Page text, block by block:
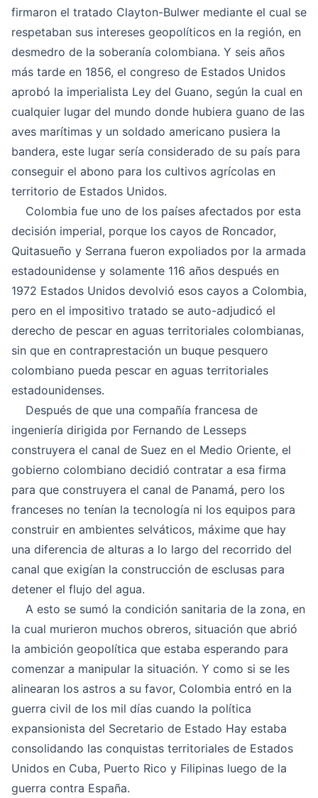
firmaron el tratado Clayton-Bulwer mediante el cual se
respetaban sus intereses geopolíticos en la región, en
desmedro de la soberanía colombiana. Y seis años
más tarde en 1856, el congreso de Estados Unidos
aprobó la imperialista Ley del Guano, según la cual en
cualquier lugar del mundo donde hubiera guano de las
aves marítimas y un soldado americano pusiera la
bandera, este lugar sería considerado de su país para
conseguir el abono para los cultivos agrícolas en
territorio de Estados Unidos.
Colombia fue uno de los países afectados por esta
decisión imperial, porque los cayos de Roncador,
Quitasueño y Serrana fueron expoliados por la armada
estadounidense y solamente 116 años después en
1972 Estados Unidos devolvió esos cayos a Colombia,
pero en el impositivo tratado se auto-adjudicó el
derecho de pescar en aguas territoriales colombianas,
sin que en contraprestación un buque pesquero
colombiano pueda pescar en aguas territoriales
estadounidenses.
Después de que una compañía francesa de
ingeniería dirigida por Fernando de Lesseps
construyera el canal de Suez en el Medio Oriente, el
gobierno colombiano decidió contratar a esa firma
para que construyera el canal de Panamá, pero los
franceses no tenían la tecnología ni los equipos para
construir en ambientes selváticos, máxime que hay
una diferencia de alturas a lo largo del recorrido del
canal que exigían la construcción de esclusas para
detener el flujo del agua.
A esto se sumó la condición sanitaria de la zona, en
la cual murieron muchos obreros, situación que abrió
la ambición geopolítica que estaba esperando para
comenzar a manipular la situación. Y como si se les
alinearan los astros a su favor, Colombia entró en la
guerra civil de los mil días cuando la política
expansionista del Secretario de Estado Hay estaba
consolidando las conquistas territoriales de Estados
Unidos en Cuba, Puerto Rico y Filipinas luego de la
guerra contra España.